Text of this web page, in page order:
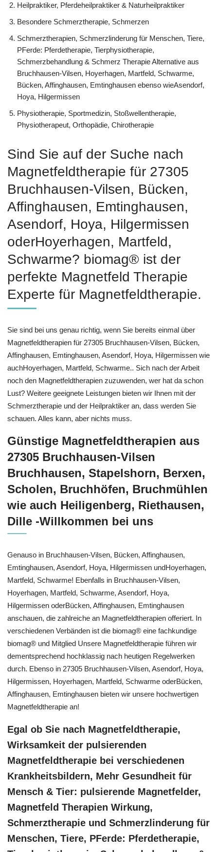
Heilpraktiker, Pferdeheilpraktiker & Naturheilpraktiker
Besondere Schmerztherapie, Schmerzen
Schmerztherapien, Schmerzlinderung für Menschen, Tiere,
PFerde: Pferdetherapie, Tierphysiotherapie,
Schmerzbehandlung & Schmerz Therapie Alternative aus
Bruchhausen-Vilsen, Hoyerhagen, Martfeld, Schwarme,
Bücken, Affinghausen, Emtinghausen ebenso wieAsendorf,
Hoya, Hilgermissen
Physiotherapie, Sportmedizin, Stoßwellentherapie,
Physiotherapeut, Orthopädie, Chirotherapie
Sind Sie auf der Suche nach
Magnetfeldtherapie für 27305
Bruchhausen-Vilsen, Bücken,
Affinghausen, Emtinghausen,
Asendorf, Hoya, Hilgermissen
oderHoyerhagen, Martfeld,
Schwarme? biomag® ist der
perfekte Magnetfeld Therapie
Experte für Magnetfeldtherapie.
Sie sind bei uns genau richtig, wenn Sie bereits einmal über
Magnetfeldtherapien für 27305 Bruchhausen-Vilsen, Bücken,
Affinghausen, Emtinghausen, Asendorf, Hoya, Hilgermissen wie
auchHoyerhagen, Martfeld, Schwarme.. Sich nach der Arbeit
noch den Magnetfeldtherapien zuzuwenden, wer hat da schon
Lust? Weitere geeignete Leistungen bieten wir Ihnen mit der
Schmerztherapie und der Heilpraktiker an, dass werden Sie
schauen. Alles kann, aber nichts muss.
Günstige Magnetfeldtherapien aus
27305 Bruchhausen-Vilsen
Bruchhausen, Stapelshorn, Berxen,
Scholen, Bruchhöfen, Bruchmühlen
wie auch Heiligenberg, Riethausen,
Dille -Willkommen bei uns
Genauso in Bruchhausen-Vilsen, Bücken, Affinghausen,
Emtinghausen, Asendorf, Hoya, Hilgermissen undHoyerhagen,
Martfeld, Schwarme! Ebenfalls in Bruchhausen-Vilsen,
Hoyerhagen, Martfeld, Schwarme, Asendorf, Hoya,
Hilgermissen oderBücken, Affinghausen, Emtinghausen
anschauen, die zahlreiche an Magnetfeldtherapien offeriert. In
verschiedenen Verbänden ist die biomag® eine fachkundige
biomag® und Mitglied Unsere Magnetfeldtherapie führen wir
dementsprechend hochklassig nach heutigen Regelwerken
durch. Ebenso in 27305 Bruchhausen-Vilsen, Asendorf, Hoya,
Hilgermissen, Hoyerhagen, Martfeld, Schwarme oderBücken,
Affinghausen, Emtinghausen bieten wir unsere hochwertigen
Magnetfeldtherapie an!
Egal ob Sie nach Magnetfeldtherapie,
Wirksamkeit der pulsierenden
Magnetfeldtherapie bei verschiedenen
Krankheitsbildern, Mehr Gesundheit für
Mensch & Tier: pulsierende Magnetfelder,
Magnetfeld Therapien Wirkung,
Schmerztherapie und Schmerzlinderung für
Menschen, Tiere, PFerde: Pferdetherapie,